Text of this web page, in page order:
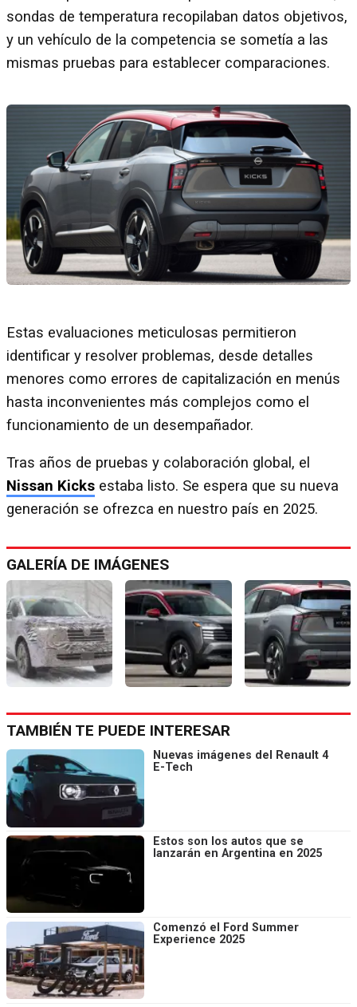
sondas de temperatura recopilaban datos objetivos,
y un vehículo de la competencia se sometía a las
mismas pruebas para establecer comparaciones.
Estas evaluaciones meticulosas permitieron
identificar y resolver problemas, desde detalles
menores como errores de capitalización en menús
hasta inconvenientes más complejos como el
funcionamiento de un desempañador.
Tras años de pruebas y colaboración global, el
Nissan Kicks estaba listo. Se espera que su nueva
generación se ofrezca en nuestro país en 2025.
GALERÍA DE IMÁGENES
TAMBIÉN TE PUEDE INTERESAR
Nuevas imágenes del Renault 4
E-Tech
Estos son los autos que se
lanzarán en Argentina en 2025
Comenzó el Ford Summer
Experience 2025